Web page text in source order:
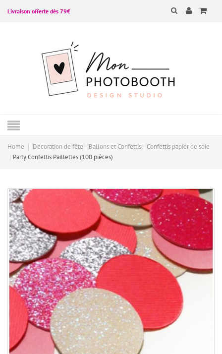
Livraison offerte dès 79€
Home Décoration de fête Ballons et Confettis
Confettis papier de soie
Party Confettis Paillettes (100 pièces)